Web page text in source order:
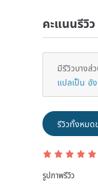
คะแนนรีวิว
มีรีวิวบางส่
แปลเป็น อั
รีวิวทั้งหมด
รูปภาพรีวิว